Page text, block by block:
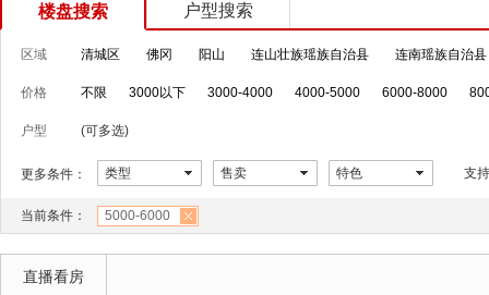
楼盘搜索 户型搜索
区域 清城区 佛冈 阳山 连山壮族瑶族自治县 连南瑶族自治县
价格 不限 3000以下 3000-4000 4000-5000 6000-8000
户型 (可多选)
更多条件： 类型 售卖 特色 支
当前条件： 5000-6000
直播看房